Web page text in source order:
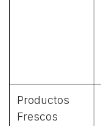
Productos
Frescos